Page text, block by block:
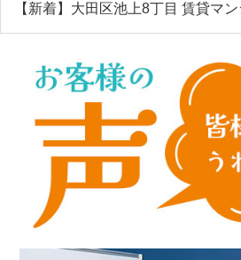
【新着】大田区池上8丁目 賃貸マ